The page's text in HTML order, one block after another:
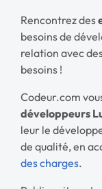
Rencontrez des
besoins de
relation avec
besoins !
Codeur.com
développeurs
leur le
de qualité, en
des charges.